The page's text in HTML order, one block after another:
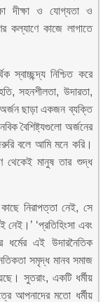
দীক্ষা ও যোগ্যতা ও
কল্যাণে কাজে লাগাতে
স্বাচ্ছন্দ্য নিশ্চিত করে
সহনশীলতা, উদারতা,
ছাড়া একজন ব্যক্তি
বৈশিষ্ট্যগুলো অর্জনের
বলে আমি মনে করি।
থেকেই মানুষ তার শুদ্ধ
নিরাপত্তা নেই, সে
নেই।’ ‘প্রতিহিংসা এবং
ধর্মের এই উদারনৈতিক
সমৃদ্ধ মানব সমাজ
সুতরাং, একটি ধর্মীয়
আপনাদের মতো ধর্মীয়